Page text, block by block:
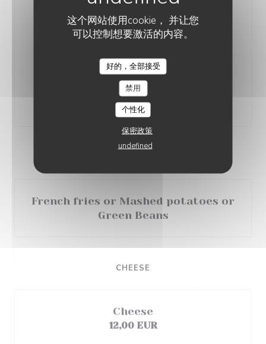
这个网站使用cookie， 并让您
可以控制想要激活的内容。
好的，全部接受
禁用
个性化
保密政策
undefined
Cordon Bleu, comté & Prince de
Paris ham
32,00 EUR
Eggplant & provolone ravioli,
datterini tomatoes
38,00 EUR
French fries or Mashed potatoes or
Green Beans
CHEESE
Cheese
12,00 EUR